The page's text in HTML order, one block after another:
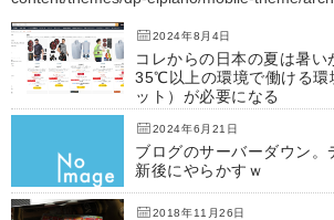
2024年8月4日
コレからの日本の夏は暑い
35℃以上の環境で働ける環
ット）が必要になる
2024年6月21日
ブログのサーバーダウン。
新後にやらかすｗ
2018年11月26日